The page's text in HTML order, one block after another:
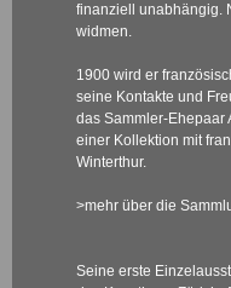
finanziell unabhängig.
widmen.
1900 wird er
seine Kontakte und
das Sammler-Ehepaar
einer Kollektion mit
Winterthur.
>mehr über die
Seine erste